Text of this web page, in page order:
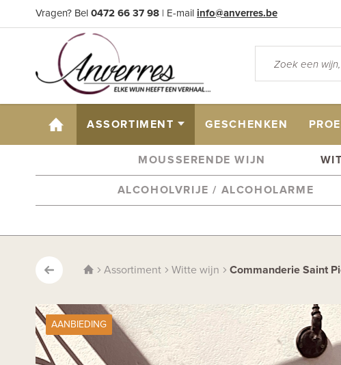
Vragen? Bel 0472 66 37 98 | E-mail info@anverres.be
HOME ASSORTIMENT GESCHENKEN
MOUSSERENDE WIJN
ALCOHOLVRIJE / ALCOHOLARME
Assortiment Witte wijn Commanderie Saint
AANBIEDING